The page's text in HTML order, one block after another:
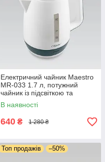
Електричний чайник Maestro
MR-033 1.7 л, потужний
чайник із підсвіткою та
автовимкненням
В наявності
640 ₴ 1 280 ₴
Топ продажів –50%